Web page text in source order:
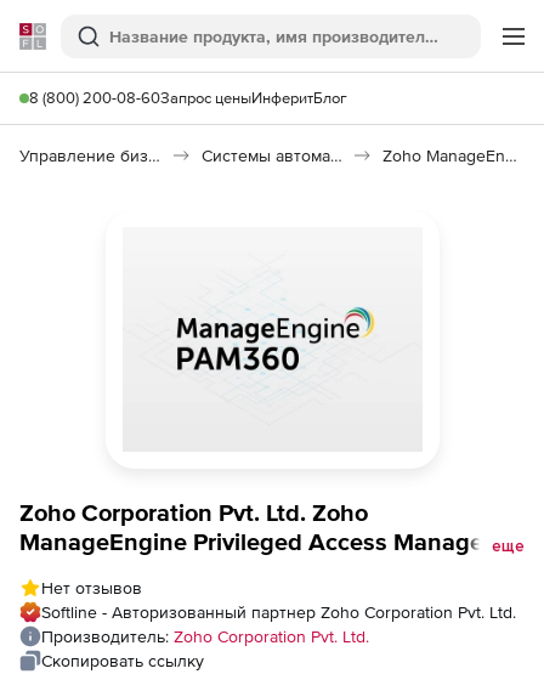
Softline
Поиск
8 (800) 200-08-60Запрос ценыИнферитБлог
Управление бизнесом, CRM/ERP Системы автоматизации Zoho ManageEngine Privileged Access Manager 360
Zoho Corporation Pvt. Ltd. Zoho
ManageEngine Privileged Access Manager
Edition Perpetual Model Single Installation),
fee for 100 Administrators (Unrestricted
resources and users) and 300 keys
еще
Нет отзывов
Softline - Авторизованный партнер Zoho Corporation Pvt. Ltd.
Производитель: Zoho Corporation Pvt. Ltd.
Скопировать ссылку